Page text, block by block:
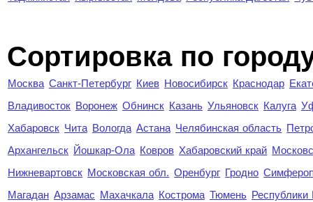
Cортировка по
Москва Санкт-Петербург Киев Новосибирск Краснодар
Владивосток Воронеж Обнинск Казань Ульяновск Калуга
Хабаровск Чита Вологда Астана Челябинская область
Архангельск Йошкар-Ола Ковров Хабаровский край
Нижневартовск Московская обл. Оренбург Гродно
Магадан Арзамас Махачкала Кострома Тюмень Республики